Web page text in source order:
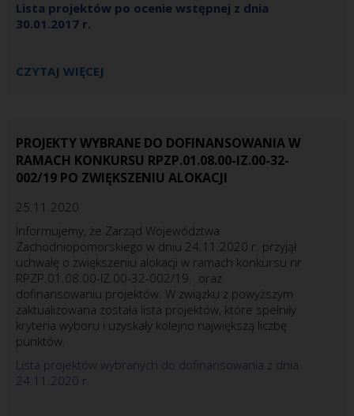
Lista projektów po ocenie wstępnej z dnia
30.01.2017 r.
CZYTAJ WIĘCEJ
PROJEKTY WYBRANE DO DOFINANSOWANIA W
RAMACH KONKURSU RPZP.01.08.00-IZ.00-32-
002/19 PO ZWIĘKSZENIU ALOKACJI
25.11.2020
Informujemy, że Zarząd Województwa
Zachodniopomorskiego w dniu 24.11.2020 r. przyjął
uchwałę o zwiększeniu alokacji w ramach konkursu nr
RPZP.01.08.00-IZ.00-32-002/19. oraz
dofinansowaniu projektów. W związku z powyższym
zaktualizowana została lista projektów, które spełniły
kryteria wyboru i uzyskały kolejno największą liczbę
punktów.
Lista projektów wybranych do dofinansowania z dnia
24.11.2020 r.